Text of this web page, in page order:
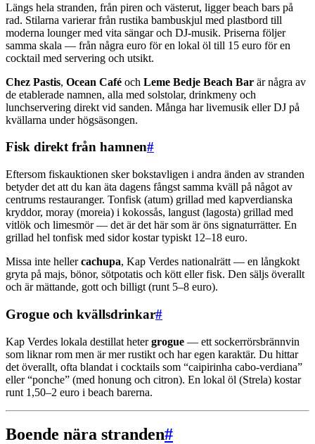
Längs hela stranden, från piren och västerut, ligger beach bars på
rad. Stilarna varierar från rustika bambuskjul med plastbord till
moderna lounger med vita sängar och DJ-musik. Priserna följer
samma skala — från några euro för en lokal öl till 15 euro för en
cocktail med servering och utsikt.
Chez Pastis, Ocean Café och Leme Bedje Beach Bar är några av
de etablerade namnen, alla med solstolar, drinkmeny och
lunchservering direkt vid sanden. Många har livemusik eller DJ på
kvällarna under högsäsongen.
Fisk direkt från hamnen#
Eftersom fiskauktionen sker bokstavligen i andra änden av stranden
betyder det att du kan äta dagens fångst samma kväll på något av
centrums restauranger. Tonfisk (atum) grillad med kapverdianska
kryddor, moray (moreia) i kokossås, langust (lagosta) grillad med
vitlök och limesmör — det är det här som är öns signaturrätter. En
grillad hel tonfisk med sidor kostar typiskt 12–18 euro.
Missa inte hellercachupa, Kap Verdes nationalrätt — en långkokt
gryta på majs, bönor, sötpotatis och kött eller fisk. Den säljs överallt
och är mättande, gott och billigt (runt 5–8 euro).
Grogue och kvällsdrinkar#
Kap Verdes lokala destillat hetergrogue — ett sockerrörsbrännvin
som liknar rom men är mer rustikt och har egen karaktär. Du hittar
det överallt, ofta blandat i cocktails som “caipirinha cabo-verdiana”
eller “ponche” (med honung och citron). En lokal öl (Strela) kostar
runt 1,50–2 euro i beach barerna.
Boende nära stranden#